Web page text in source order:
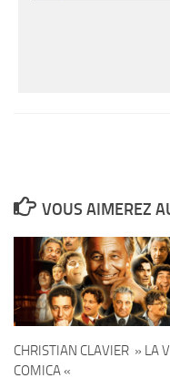
VOUS AIMEREZ
CHRISTIAN CLAVIER » LA
COMICA «